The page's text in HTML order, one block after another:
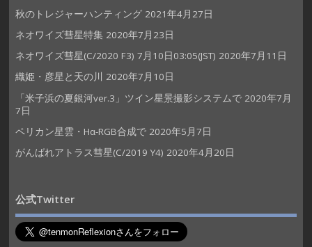
秋のトレジャーハンティング 2021年4月27日
ネオワイズ彗星特集 2020年7月23日
ネオワイズ彗星(C/2020 F3) 7月10日03:05(JST) 2020年7月11日
織姫・彦星と天の川
2020年7月10日
「米子浜の夏銀河ver.3」ツイン星景撮影システムで 2020年7月
7日
ペリカン星雲・Hα-RGB合成で 2020年5月7日
がんばれアトラス彗星(C/2019 Y4) 2020年4月20日
公式Twitter